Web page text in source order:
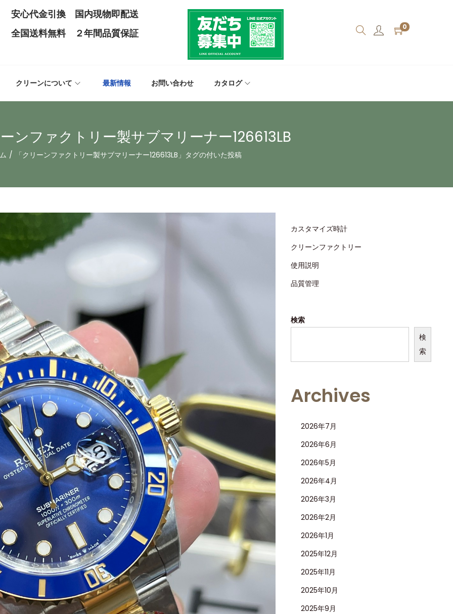
安心代金引換 国内現物即配送
全国送料無料 ２年間品質保証
0
クリーンについて 最新情報 お問い合わせ カタログ
ンファクトリー製サブマリーナー126613LB
/ 「クリーンファクトリー製サブマリーナー126613LB」タグの付いた投稿
カスタマイズ時計
クリーンファクトリー
使用説明
品質管理
検索
検
索
Archives
2026年7月
2026年6月
2026年5月
2026年4月
2026年3月
2026年2月
2026年1月
2025年12月
2025年11月
2025年10月
2025年9月